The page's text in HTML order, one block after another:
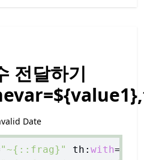
전달하기
Date
"~{::frag}" th: with=